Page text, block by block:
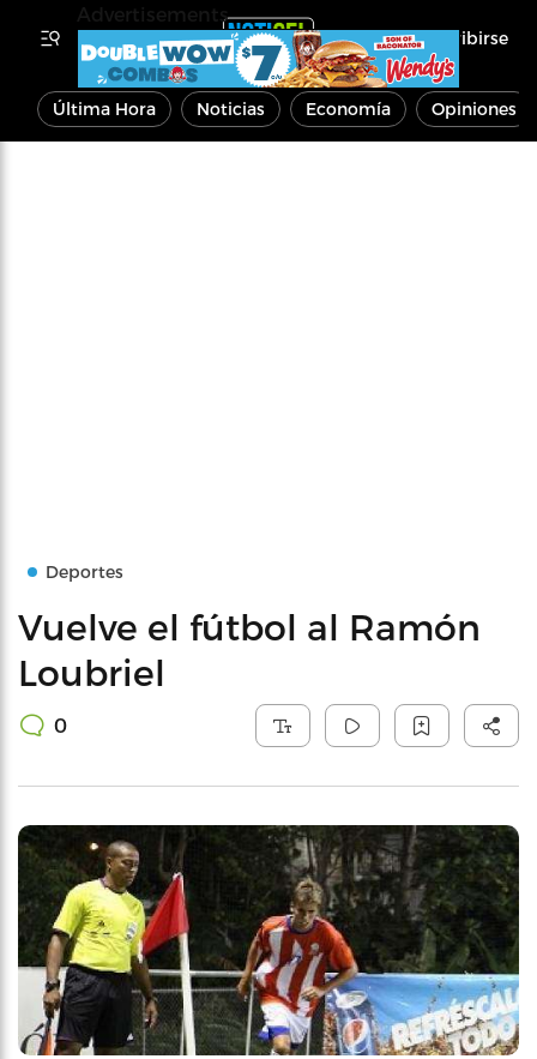
Inscribirse
Última Hora Noticias Economía Opiniones
Deportes
Vuelve el fútbol al Ramón
Loubriel
0
Advertisements